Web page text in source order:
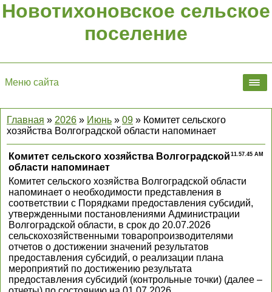
Новотихоновское сельское
поселение
Меню сайта
Главная » 2026 » Июнь » 09 » Комитет сельского
хозяйства Волгоградской области напоминает
11.57.45 AM
Комитет сельского хозяйства Волгоградской
области напоминает
Комитет сельского хозяйства Волгоградской области
напоминает о необходимости представления в
соответствии с Порядками предоставления субсидий,
утвержденными постановлениями Администрации
Волгоградской области, в срок до 20.07.2026
сельскохозяйственными товаропроизводителями
отчетов о достижении значений результатов
предоставления субсидий, о реализации плана
мероприятий по достижению результата
предоставления субсидий (контрольные точки) (далее –